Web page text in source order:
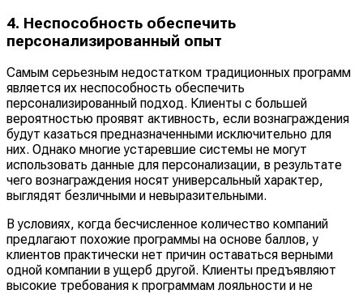
4. Неспособность обеспечить
персонализированный опыт
Самым серьезным недостатком традиционных программ
является их неспособность обеспечить
персонализированный подход. Клиенты с большей
вероятностью проявят активность, если вознаграждения
будут казаться предназначенными исключительно для
них. Однако многие устаревшие системы не могут
использовать данные для персонализации, в результате
чего вознаграждения носят универсальный характер,
выглядят безличными и невыразительными.
В условиях, когда бесчисленное количество компаний
предлагают похожие программы на основе баллов, у
клиентов практически нет причин оставаться верными
одной компании в ущерб другой. Клиенты предъявляют
высокие требования к программам лояльности и не